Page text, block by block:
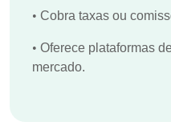
• Cobra taxas ou
• Oferece plataformas
mercado.